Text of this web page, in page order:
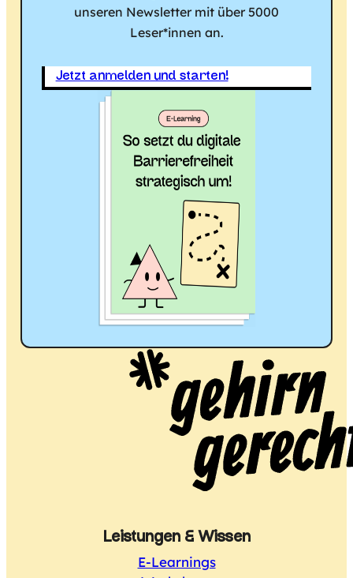
unseren Newsletter mit über 5000
Leser*innen an.
Jetzt anmelden und starten!
Leistungen & Wissen
E-Learnings